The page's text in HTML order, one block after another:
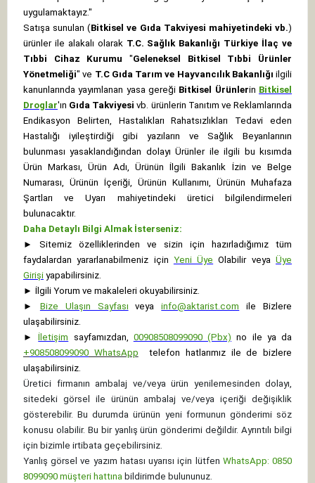
uygulamaktayız."
Satışa sunulan (Bitkisel ve Gıda Takviyesi mahiyetindeki vb.)
ürünler ile alakalı olarak T.C. Sağlık Bakanlığı Türkiye İlaç ve
Tıbbi Cihaz Kurumu "Geleneksel Bitkisel Tıbbi Ürünler
Yönetmeliği" ve T.C Gıda Tarım ve Hayvancılık Bakanlığı ilgili
kanunlarında yayımlanan yasa gereği Bitkisel Ürünlerin Bitkisel
Droglar'ın Gıda Takviyesi vb. ürünlerin Tanıtım ve Reklamlarında
Endikasyon Belirten, Hastalıkları Rahatsızlıkları Tedavi eden
Hastalığı iyileştirdiği gibi yazıların ve Sağlık Beyanlarının
bulunması yasaklandığından dolayı Ürünler ile ilgili bu kısımda
Ürün Markası, Ürün Adı, Ürünün İlgili Bakanlık İzin ve Belge
Numarası, Ürünün İçeriği, Ürünün Kullanımı, Ürünün Muhafaza
Şartları ve Uyarı mahiyetindeki üretici bilgilendirmeleri
bulunacaktır.
Daha Detaylı Bilgi Almak İsterseniz:
►
Sitemiz özelliklerinden ve sizin için hazırladığımız tüm
faydalardan yararlanabilmeniz için Yeni Üye Olabilir veyaÜye
Girişi yapabilirsiniz.
► İlgili Yorum ve makaleleri okuyabilirsiniz.
►
Bize Ulaşın Sayfası veya info@aktarist.com
ile Bizlere
ulaşabilirsiniz.
►
İletişim sayfamızdan, 00908508099090 (Pbx) no ile ya da
+908508099090 WhatsApp
telefon hatlarımız ile de bizlere
ulaşabilirsiniz.
Üretici firmanın ambalaj ve/veya ürün yenilemesinden dolayı,
sitedeki görsel ile ürünün ambalaj ve/veya içeriği değişiklik
gösterebilir. Bu durumda ürünün yeni formunun gönderimi söz
konusu olabilir. Bu bir yanlış ürün gönderimi değildir. Ayrıntılı bilgi
için bizimle irtibata geçebilirsiniz.
Yanlış görsel ve yazım hatası uyarısı için lütfen WhatsApp: 0850
8099090 müşteri hattına bildirimde bulununuz.